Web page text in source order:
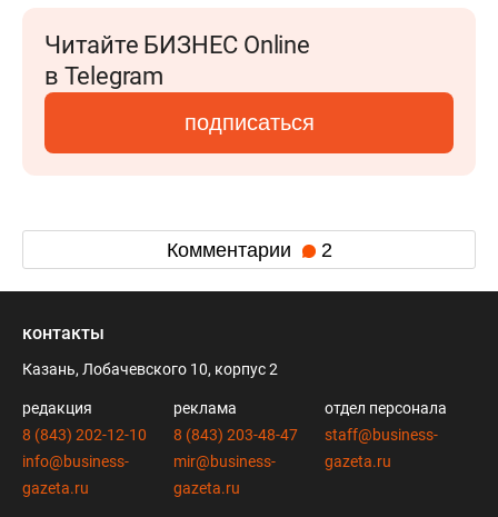
Читайте БИЗНЕС Online
в Telegram
подписаться
Комментарии 2
контакты
Казань, Лобачевского 10, корпус 2
редакция
8 (843) 202-12-10
info@business-
gazeta.ru
реклама
8 (843) 203-48-47
mir@business-
gazeta.ru
отдел персонала
staff@business-
gazeta.ru